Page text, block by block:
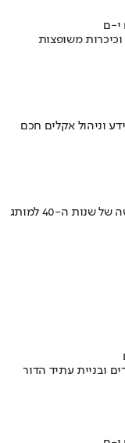
י-ם
משופצות
וניהול אקלים חכם
איך אסם הפכה את תקופת הצנע והמחסור הקשה של שנות ה-40 למותג
ובניית עתיד הדור